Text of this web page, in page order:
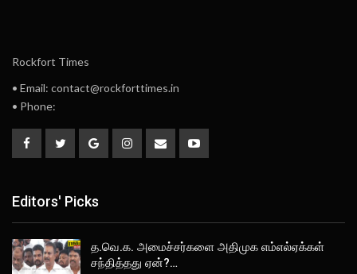
Rockfort Times
• Email: contact@rockforttimes.in
• Phone:
Editors' Picks
த.வெ.க. அமைச்சர்களை அதிமுக எம்எல்ஏக்கள்
சந்தித்தது ஏன்?…